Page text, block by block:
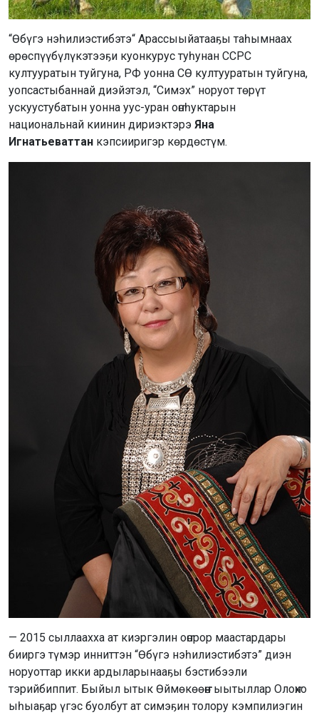
“Өбүгэ нэһилиэстибэтэ“ Арассыыйатааҕы таһымнаах
өрөспүүбүлүкэтээҕи куонкурус туһунан ССРС
култууратын туйгуна, РФ уонна СӨ култууратын туйгуна,
уопсастыбаннай диэйэтэл, “Симэх” норуот төрүт
ускуустубатын уонна уус-уран оҥоһуктарын
национальнай киинин дириэктэрэ Яна
Игнатьеваттан кэпсииригэр көрдөстүм.
— 2015 сыллаахха ат киэргэлин оҥорор маастардары
бииргэ түмэр инниттэн “Өбүгэ нэһилиэстибэтэ” диэн
норуоттар икки ардыларынааҕы бэстибээли
тэрийбиппит. Быйыл ытык Өймөкөөҥҥө ыытыллар Олоҥхо
ыһыаҕар үгэс буолбут ат симэҕин толору кэмпилиэгин